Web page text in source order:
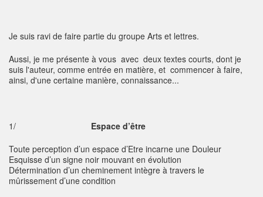
Je suis ravi de faire partie du groupe Arts et lettres.
Aussi, je me présente à vous avec deux textes courts, dont je
suis l'auteur, comme entrée en matière, et commencer à faire,
ainsi, d'une certaine manière, connaissance...
1/ Espace d’être
Toute perception d’un espace d’Etre incarne une Douleur
Esquisse d’un signe noir mouvant en évolution
Détermination d’un cheminement intègre à travers le
mûrissement d’une condition